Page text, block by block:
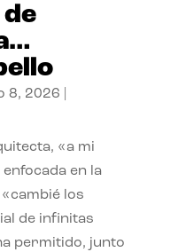
8, 2026
«a mi
en la
los
de infinitas
permitido, junto